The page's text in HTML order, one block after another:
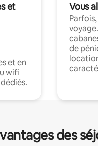
et
et en
wifi
Vous
de
des